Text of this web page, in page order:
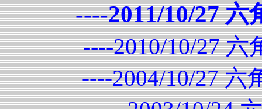
----2011/10/27
----2010/10/27
----2004/10/27 六